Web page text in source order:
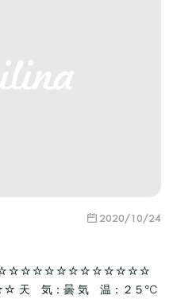
2020/10/24
ン》 ☆☆☆☆☆☆☆☆☆☆☆☆☆
：曇 気 温：２５℃